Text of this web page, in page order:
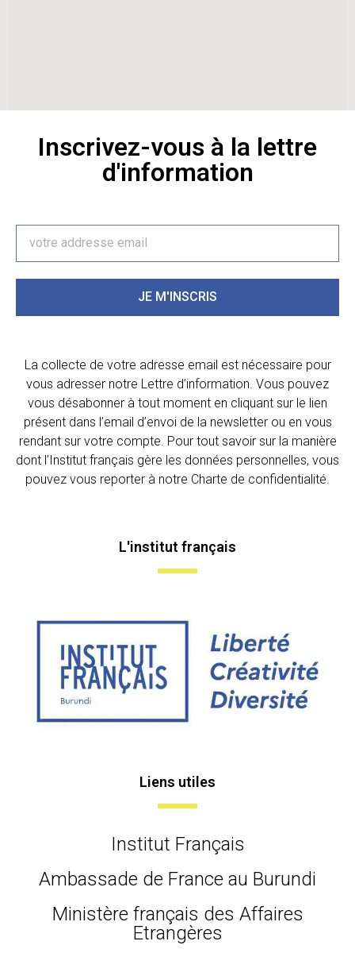
Inscrivez-vous à la lettre
d'information
JE M'INSCRIS
La collecte de votre adresse email est nécessaire pour
vous adresser notre Lettre d’information. Vous pouvez
vous désabonner à tout moment en cliquant sur le lien
présent dans l’email d’envoi de la newsletter ou en vous
rendant sur votre compte. Pour tout savoir sur la manière
dont l’Institut français gère les données personnelles, vous
pouvez vous reporter à notre Charte de confidentialité.
L'institut français
Liens utiles
Institut Français
Ambassade de France au Burundi
Ministère français des Affaires
Etrangères